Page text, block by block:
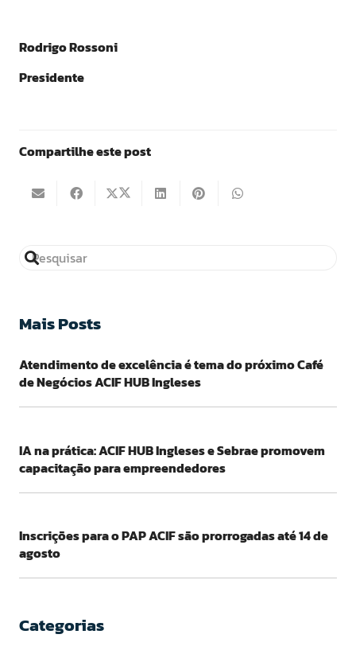
Rodrigo Rossoni
Presidente
Compartilhe este post
Mais Posts
Atendimento de excelência é tema do próximo Café
de Negócios ACIF HUB Ingleses
IA na prática: ACIF HUB Ingleses e Sebrae promovem
capacitação para empreendedores
Inscrições para o PAP ACIF são prorrogadas até 14 de
agosto
Categorias